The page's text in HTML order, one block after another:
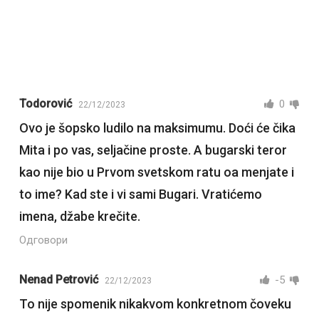
Todorović 22/12/2023 0
Ovo je šopsko ludilo na maksimumu. Doći će čika
Mita i po vas, seljačine proste. A bugarski teror
kao nije bio u Prvom svetskom ratu oa menjate i
to ime? Kad ste i vi sami Bugari. Vratićemo
imena, džabe krečite.
Одговори
Nenad Petrović 22/12/2023 -5
To nije spomenik nikakvom konkretnom čoveku